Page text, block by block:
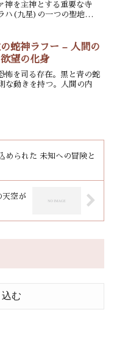
神を主神とする重要な寺
ハ(九星)の一つの聖地と
蛇神ラフー – 人間の
望の化身
怖を司る存在。黒と青の蛇
な動きを持つ。人間の内
められた 未知への冒険と
天空が
む